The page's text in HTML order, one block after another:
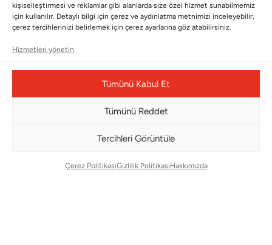
kişiselleştirmesi ve reklamlar gibi alanlarda size özel hizmet sunabilmemiz
için kullanılır. Detaylı bilgi için çerez ve aydınlatma metnimizi inceleyebilir,
çerez tercihlerinizi belirlemek için çerez ayarlarına göz atabilirsiniz.
Hizmetleri yönetin
Tümünü Kabul Et
Tümünü Reddet
Tercihleri Görüntüle
Çerez PolitikasıGizlilik PolitikasıHakkımızda
Bültenimize Abone Olun